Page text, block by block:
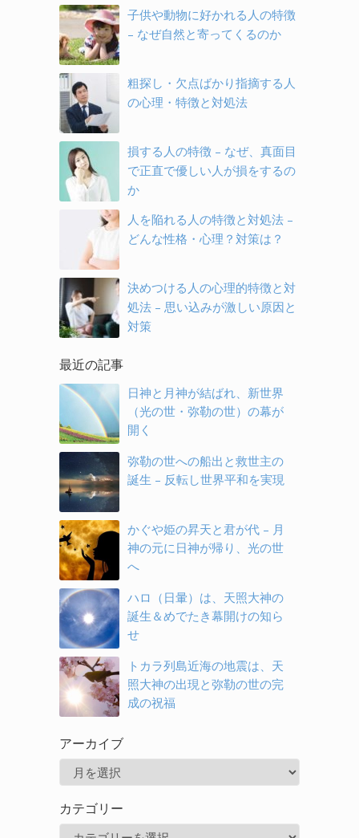
子供や動物に好かれる人の特徴
– なぜ自然と寄ってくるのか
粗探し・欠点ばかり指摘する人
の心理・特徴と対処法
損する人の特徴 – なぜ、真面目
で正直で優しい人が損をするの
か
人を陥れる人の特徴と対処法 –
どんな性格・心理？対策は？
決めつける人の心理的特徴と対
処法 – 思い込みが激しい原因と
対策
最近の記事
日神と月神が結ばれ、新世界
（光の世・弥勒の世）の幕が
開く
弥勒の世への船出と救世主の
誕生 – 反転し世界平和を実現
かぐや姫の昇天と君が代 – 月
神の元に日神が帰り、光の世
へ
ハロ（日暈）は、天照大神の
誕生＆めでたき幕開けの知ら
せ
トカラ列島近海の地震は、天
照大神の出現と弥勒の世の完
成の祝福
アーカイブ
カ
カテゴリー